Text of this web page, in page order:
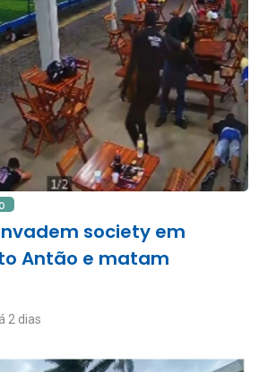
society em
Antão e matam
2 dias